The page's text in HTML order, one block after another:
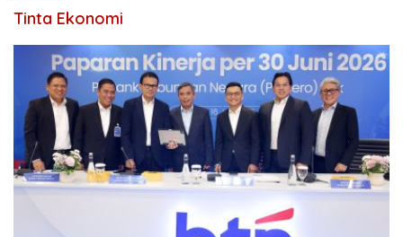
Tinta Ekonomi